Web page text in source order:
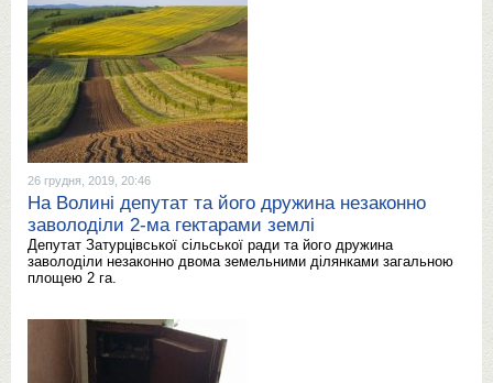
26 грудня, 2019, 20:46
На Волині депутат та його дружина незаконно
заволоділи 2-ма гектарами землі
Депутат Затурцівської сільської ради та його дружина
заволоділи незаконно двома земельними ділянками загальною
площею 2 га.